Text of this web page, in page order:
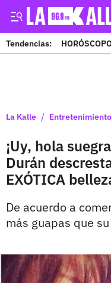
Tendencias:
La Kalle / Entretenimiento
¡Uy, hola
Durán
EXÓTICA
De acuerdo a
más guapas que